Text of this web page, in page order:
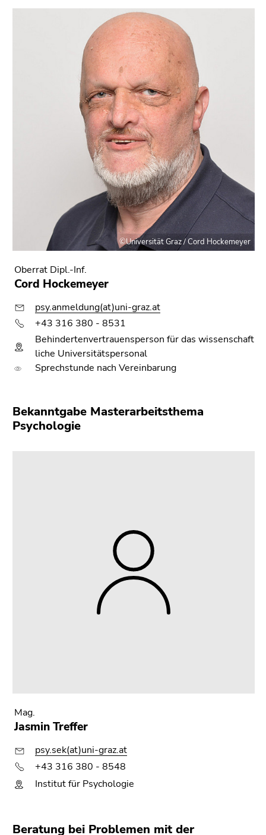
©Universität Graz / Cord Hockemeyer
Oberrat Dipl.-Inf.
Cord Hockemeyer
psy.anmeldung(at)uni-graz.at
+43 316 380 - 8531
Behindertenvertrauensperson für das wissenschaft
liche Universitätspersonal
Sprechstunde nach Vereinbarung
Bekanntgabe Masterarbeitsthema
Psychologie
Mag.
Jasmin Treffer
psy.sek(at)uni-graz.at
+43 316 380 - 8548
Institut für Psychologie
Beratung bei Problemen mit der